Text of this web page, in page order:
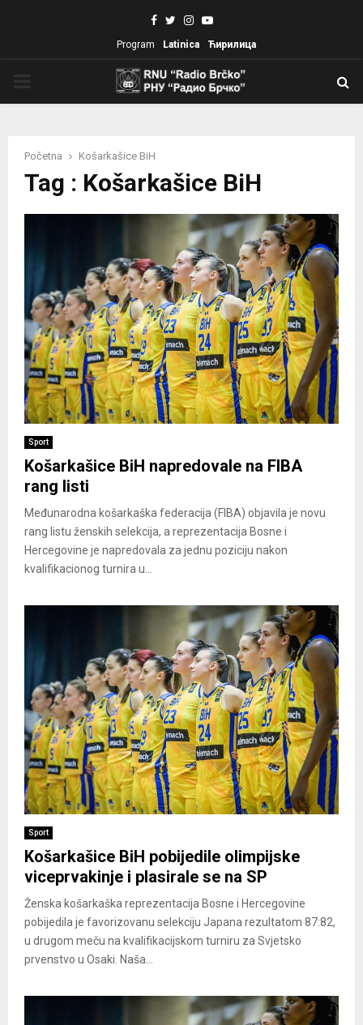
Facebook
TwitterInstagram
Youtube
Program Latinica Ћирилица
Početna Košarkašice BiH
Tag : Košarkašice BiH
Sport
Košarkašice BiH napredovale na FIBA
rang listi
Međunarodna košarkaška federacija (FIBA) objavila je novu
rang listu ženskih selekcija, a reprezentacija Bosne i
Hercegovine je napredovala za jednu poziciju nakon
kvalifikacionog turnira u...
Sport
Košarkašice BiH pobijedile olimpijske
viceprvakinje i plasirale se na SP
Ženska košarkaška reprezentacija Bosne i Hercegovine
pobijedila je favorizovanu selekciju Japana rezultatom 87:82,
u drugom meču na kvalifikacijskom turniru za Svjetsko
prvenstvo u Osaki. Naša...